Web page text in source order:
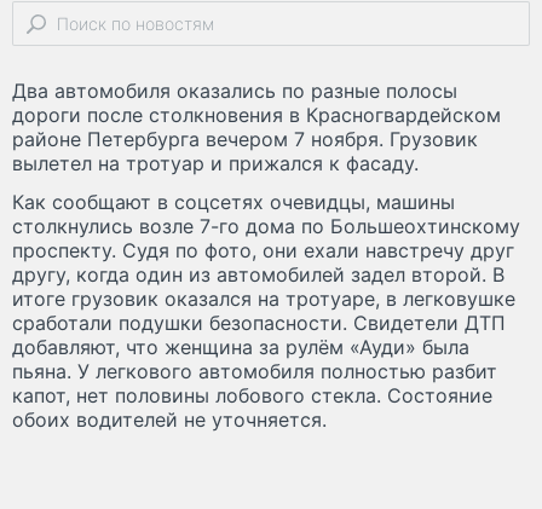
Два автомобиля оказались по разные полосы
дороги после столкновения в Красногвардейском
районе Петербурга вечером 7 ноября. Грузовик
вылетел на тротуар и прижался к фасаду.
Как сообщают в соцсетях очевидцы, машины
столкнулись возле 7-го дома по Большеохтинскому
проспекту. Судя по фото, они ехали навстречу друг
другу, когда один из автомобилей задел второй. В
итоге грузовик оказался на тротуаре, в легковушке
сработали подушки безопасности. Свидетели ДТП
добавляют, что женщина за рулём «Ауди» была
пьяна. У легкового автомобиля полностью разбит
капот, нет половины лобового стекла. Состояние
обоих водителей не уточняется.